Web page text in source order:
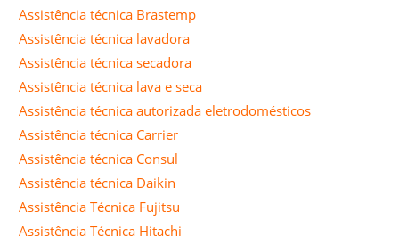
Assistência técnica Brastemp
Assistência técnica lavadora
Assistência técnica secadora
Assistência técnica lava e seca
Assistência técnica autorizada eletrodomésticos
Assistência técnica Carrier
Assistência técnica Consul
Assistência técnica Daikin
Assistência Técnica Fujitsu
Assistência Técnica Hitachi